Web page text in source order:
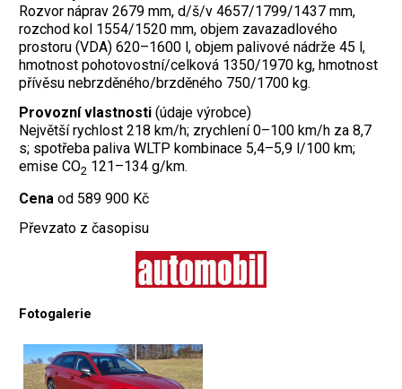
Rozvor náprav 2679 mm, d/š/v 4657/1799/1437 mm,
rozchod kol 1554/1520 mm, objem zavazadlového
prostoru (VDA) 620–1600 l, objem palivové nádrže 45 l,
hmotnost pohotovostní/celková 1350/1970 kg, hmotnost
přívěsu nebrzděného/brzděného 750/1700 kg.
Provozní vlastnosti (údaje výrobce)
Největší rychlost 218 km/h; zrychlení 0–100 km/h za 8,7
s; spotřeba paliva WLTP kombinace 5,4–5,9 l/100 km;
emise CO2 121–134 g/km.
Cena od 589 900 Kč
Převzato z časopisu
Fotogalerie